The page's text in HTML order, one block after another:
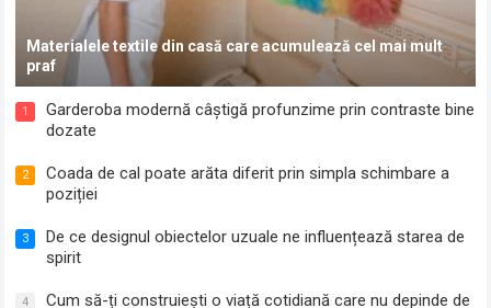
Materialele textile din casă care acumulează cel mai mult
praf
1
Garderoba modernă câștigă profunzime prin contraste bine
dozate
2
Coada de cal poate arăta diferit prin simpla schimbare a
poziției
3
De ce designul obiectelor uzuale ne influențează starea de
spirit
4 Cum să-ți construiești o viață cotidiană care nu depinde de